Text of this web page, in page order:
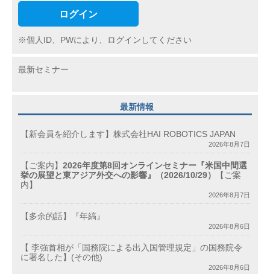
ログイン
※個人ID、PWにより、ログインしてください
最新セミナー
最新情報
【新会員を紹介します】株式会社HAI ROBOTICS JAPAN
2026年8月7日
【ご案内】 2026年度第8回オンラインセミナー『米国中間選
挙の展望と東アジア外交への影響』（2026/10/29）
【ご案
内】
2026年8月7日
【多余的話】『年縞』
2026年8月6日
【 李強首相が「国務院による出入国管理規定」の国務院令
に署名した】(その他)
2026年8月6日